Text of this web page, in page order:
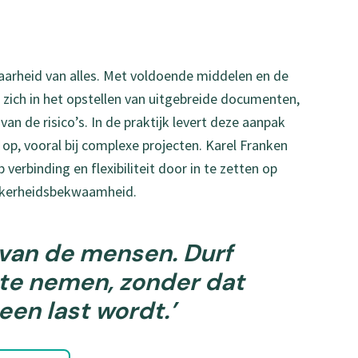
van alles. Met voldoende middelen en de
in het opstellen van uitgebreide documenten,
de risico’s. In de praktijk levert deze aanpak
vooral bij complexe projecten. Karel Franken
verbinding en flexibiliteit door in te zetten op
de mensen. Durf
nemen, zonder dat
last wordt.’